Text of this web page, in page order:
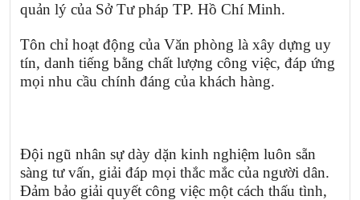
quản lý của Sở Tư pháp TP. Hồ Chí Minh.
Tôn chỉ hoạt động của Văn phòng là xây dựng uy
tín, danh tiếng bằng chất lượng công việc, đáp ứng
mọi nhu cầu chính đáng của khách hàng.
Đội ngũ nhân sự dày dặn kinh nghiệm luôn sẵn
sàng tư vấn, giải đáp mọi thắc mắc của người dân.
Đảm bảo giải quyết công việc một cách thấu tình,